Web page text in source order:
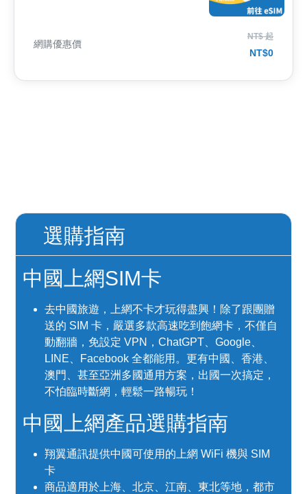
網購優惠價
NT$ 起
NT$0
選購指南
中國上網SIM卡
去中國旅遊，上網不卡才玩得盡興！除了跟團贈
送的 SIM 卡，嚴選多款高速吃到飽網卡，不僅自
動翻牆，免設定 VPN，ChatGPT、Google、
LINE、Facebook 全都能用。更有中國、香港、
澳門、甚至亞洲多國通用方案，出國一次搞定，
不怕臨時斷網，輕鬆一路暢玩！
中國上網產品選購指南
翔翼通訊提供中國可使用的上網 WiFi 機與 SIM
卡
商品適用於上海、北京、江南、東北等地，都市